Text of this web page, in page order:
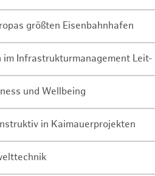
größten Eisenbahnhafen
Infrastrukturmanagement
und Wellbeing
in Kaimauerprojekten